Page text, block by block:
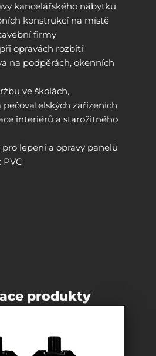
kancelářského nábytku
konstrukcí na místě
firmy
opravách rozbití
na podpěrách, okenních
ve školách,
zařízeních
interiérů a starožitného
lepení a opravy panelů
produkty